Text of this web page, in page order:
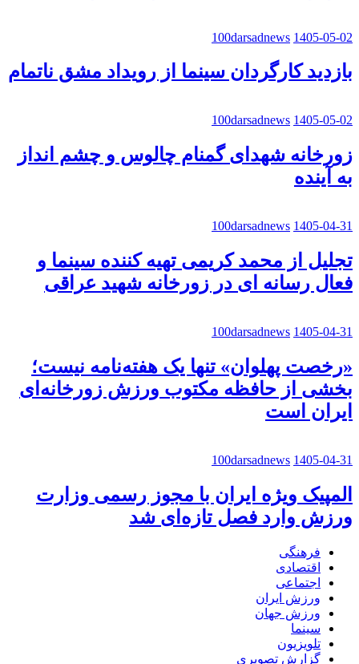
100darsadnews 1405-05-02
بازدید کارگردان سینما از رویداد مشق ناتمام
100darsadnews 1405-05-02
زورخانه شهدای گمنام چالوس و چشم انداز
به آینده
100darsadnews 1405-04-31
تجلیل از محمد کریمی تهیه کننده سینما و
فعال رسانه ای در زورخانه شهید عراقی
100darsadnews 1405-04-31
«رخصت پهلوان» تنها یک هفته‌نامه نیست؛
بخشی از حافظه مکتوب ورزش زورخانه‌ای
ایران است
100darsadnews 1405-04-31
المپیک ویژه ایران با مجوز رسمی وزارت
ورزش وارد فصل تازه‌ای شد
فرهنگی
اقتصادی
اجتماعی
ورزش ایران
ورزش جهان
سینما
تلویزیون
گزارش تصویری